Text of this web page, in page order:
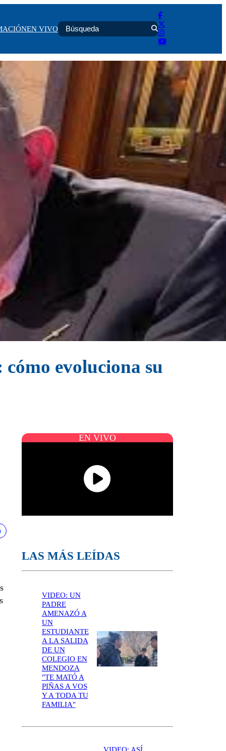
EN VIVO
evoluciona su
EN VIVO
LAS MÁS LEÍDAS
VIDEO: UN
PADRE
AMENAZÓ A
UN
ESTUDIANTE
A LA SALIDA
DE UN
COLEGIO EN
MENDOZA
"TE MATÓ A
PIÑAS A VOS
Y A TODA TU
FAMILIA"
VIDEO: ASÍ